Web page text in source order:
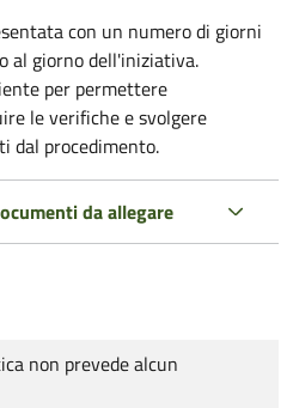
con un numero di giorni
al giorno dell'iniziativa.
per permettere
le verifiche e svolgere
dal procedimento.
da allegare
non prevede alcun